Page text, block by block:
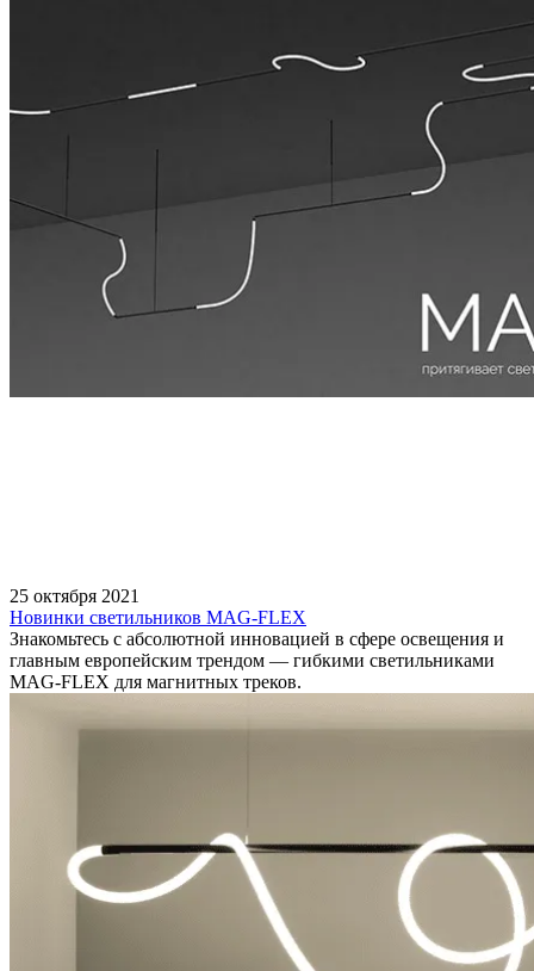
25 октября 2021
Новинки светильников MAG-FLEX
Знакомьтесь с абсолютной инновацией в сфере освещения и
главным европейским трендом — гибкими светильниками
MAG-FLEX для магнитных треков.